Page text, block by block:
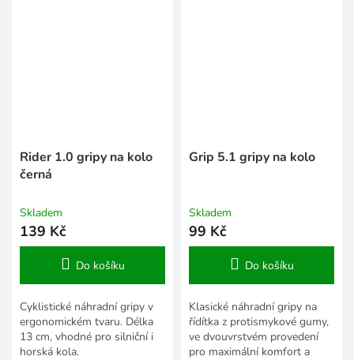
Rider 1.0 gripy na kolo
černá
Skladem
139 Kč
Do košíku
Cyklistické náhradní gripy v
ergonomickém tvaru. Délka
13 cm, vhodné pro silniční i
horská kola.
Grip 5.1 gripy na kolo
Skladem
99 Kč
Do košíku
Klasické náhradní gripy na
řídítka z protismykové gumy,
ve dvouvrstvém provedení
pro maximální komfort a